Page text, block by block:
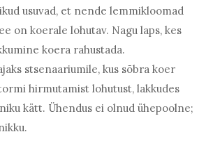
usuvad, et nende lemmikloomad
on koerale lohutav. Nagu laps, kes
koera rahustada.
stsenaariumile, kus sõbra koer
hirmutamist lohutust, lakkudes
kätt. Ühendus ei olnud ühepoolne;